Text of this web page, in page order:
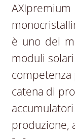
è uno dei
moduli
competenza
catena di
produzione,